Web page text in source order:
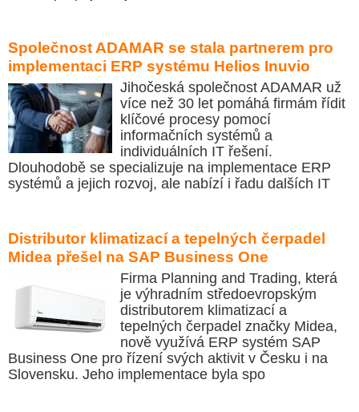
Společnost ADAMAR se stala partnerem pro
implementaci ERP systému Helios Inuvio
Jihočeská společnost ADAMAR už
více než 30 let pomáhá firmám řídit
klíčové procesy pomocí
informačních systémů a
individuálních IT řešení.
Dlouhodobě se specializuje na implementace ERP
systémů a jejich rozvoj, ale nabízí i řadu dalších IT
Distributor klimatizací a tepelných čerpadel
Midea přešel na SAP Business One
Firma Planning and Trading, která
je výhradním středoevropským
distributorem klimatizací a
tepelných čerpadel značky Midea,
nově využívá ERP systém SAP
Business One pro řízení svých aktivit v Česku i na
Slovensku. Jeho implementace byla spo